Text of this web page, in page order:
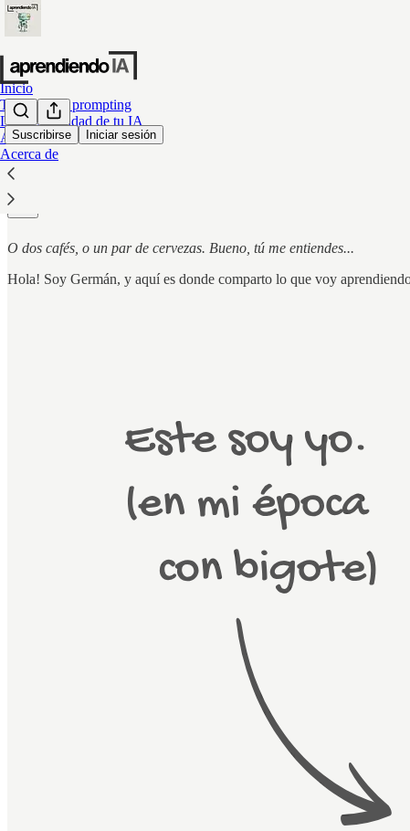
Suscribirse Iniciar sesión
Inicio
Técnicas de prompting
La personalidad de tu IA
Archivo
Acerca de
¿Y si hablamos de IA como si
O dos cafés, o un par de cervezas. Bueno, tú me entiendes...
Hola! Soy Germán, y aquí es donde comparto lo que voy